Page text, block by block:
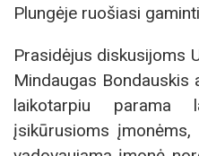
Plungėje ruošiasi
Prasidėjus diskusijoms
Mindaugas Bondauskis
laikotarpiu parama
įsikūrusioms